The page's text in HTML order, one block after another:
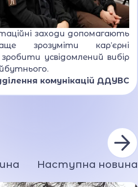
заходи допомагають
зрозуміти кар’єрні
усвідомлений вибір
комунікацій ДДУВС
Наступна новина